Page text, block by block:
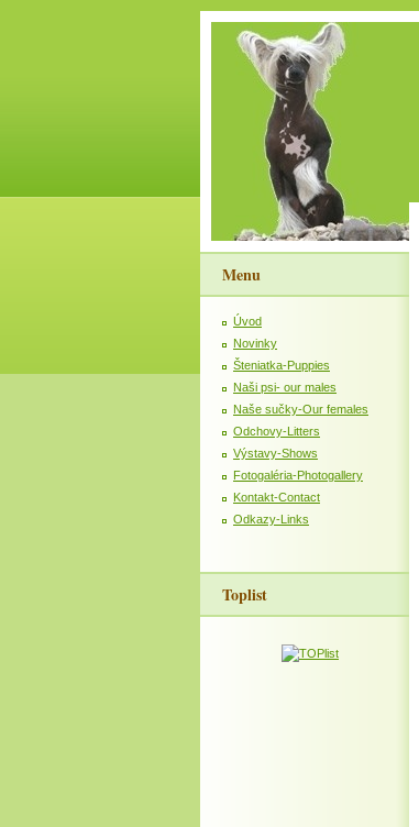
Menu
Úvod
Novinky
Šteniatka-Puppies
Naši psi- our males
Naše sučky-Our females
Odchovy-Litters
Výstavy-Shows
Fotogaléria-Photogallery
Kontakt-Contact
Odkazy-Links
Toplist